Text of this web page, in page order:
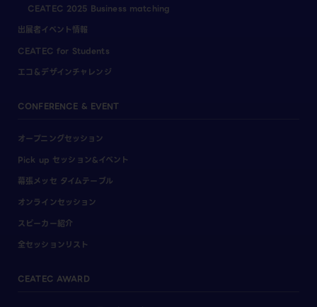
CEATEC 2025 Business matching
出展者イベント情報
CEATEC for Students
エコ＆デザインチャレンジ
CONFERENCE & EVENT
オープニングセッション
Pick up セッション&イベント
幕張メッセ タイムテーブル
オンラインセッション
スピーカー紹介
全セッションリスト
CEATEC AWARD